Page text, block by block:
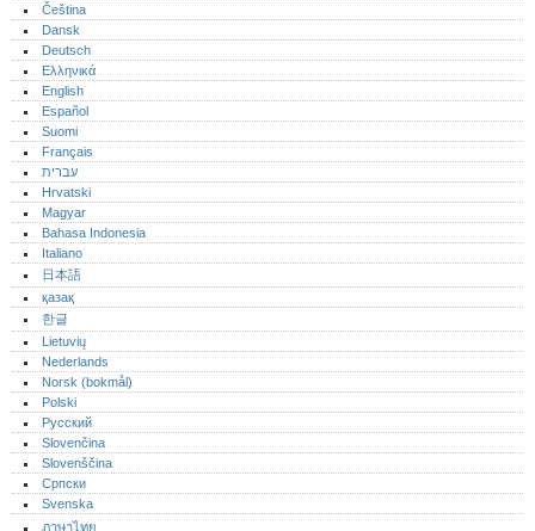
Čeština
Dansk
Deutsch
Ελληνικά
English
Español
Suomi
Français
עברית
Hrvatski
Magyar
Bahasa Indonesia
Italiano
日本語
қазақ
한글
Lietuvių
Nederlands
Norsk (bokmål)‎
Polski
Русский
Slovenčina
Slovenščina
Српски
Svenska
ภาษาไทย